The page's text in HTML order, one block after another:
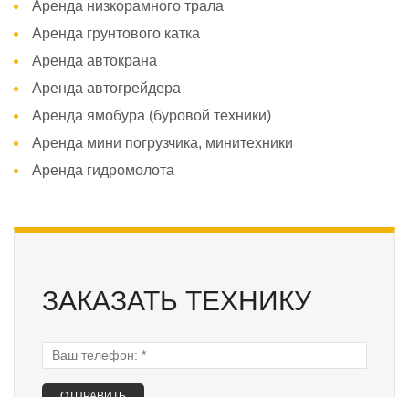
Аренда низкорамного трала
Аренда грунтового катка
Аренда автокрана
Аренда автогрейдера
Аренда ямобура (буровой техники)
Аренда мини погрузчика, минитехники
Аренда гидромолота
ЗАКАЗАТЬ ТЕХНИКУ
Ваш телефон: